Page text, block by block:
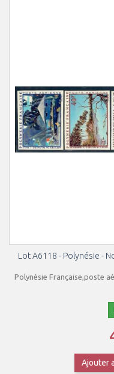
Lot A6118 - Polynésie -
Polynésie Française,poste
Ajouter